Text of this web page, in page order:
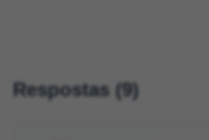
Respostas (9)